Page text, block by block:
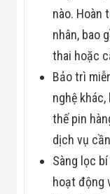
nào. Hoàn
nhân, bao
thai hoặc
Bảo trì
nghệ
thế pin
dịch vụ
Sàng lọc
hoạt động